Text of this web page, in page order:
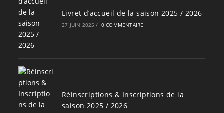
Livret d’accueil de la saison 2025 / 2026
27 JUIN 2025 / 0 COMMENTAIRE
Réinscriptions & Inscriptions de la
saison 2025 / 2026